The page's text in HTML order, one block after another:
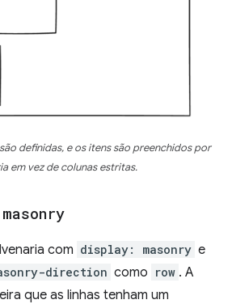
definidas, e os itens são preenchidos por
em vez de colunas estritas.
com display: masonry e
direction como row . A
que as linhas tenham um